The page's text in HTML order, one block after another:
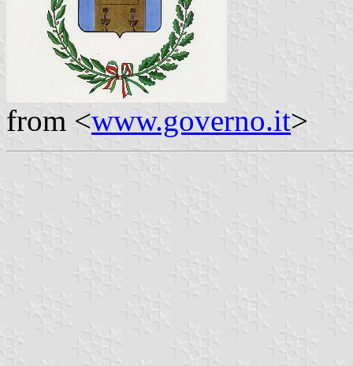
from <www.governo.it>